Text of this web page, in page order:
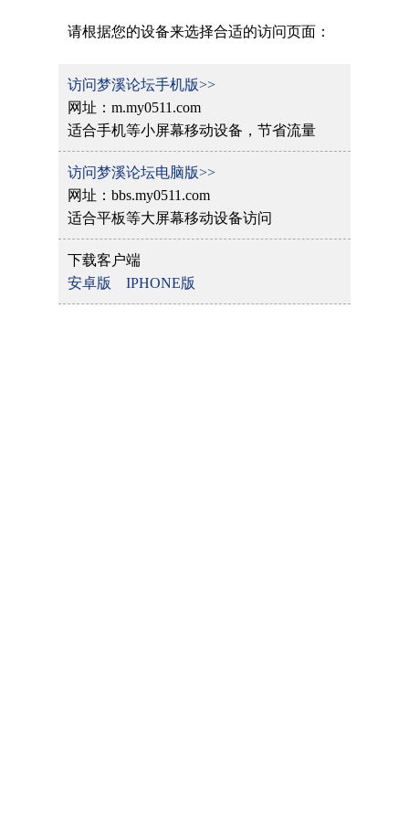
请根据您的设备来选择合适的访问页面：
访问梦溪论坛手机版>>
网址：m.my0511.com
适合手机等小屏幕移动设备，节省流量
访问梦溪论坛电脑版>>
网址：bbs.my0511.com
适合平板等大屏幕移动设备访问
下载客户端
安卓版
IPHONE版